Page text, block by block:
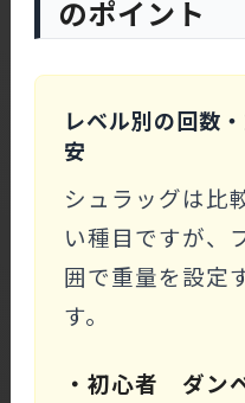
のポイント
レベル別の回数
安
シュラッグは比
い種目ですが、
囲で重量を設定
す。
・初心者 ダン